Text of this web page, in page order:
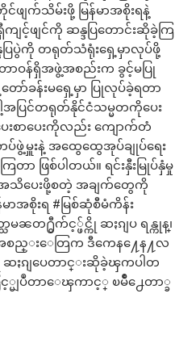
င်ဖျက်သိမ်းဖို့ မြန်မာအစိုးရနဲ့
င့်ဖျင်ကို ဆန္ဒပြတောင်းဆိုခဲ့ကြ
ပြပွဲကို တရုတ်သံရုံးရှေ့မှာလုပ်ဖို့
ာဝန်ရှိအဖွဲ့အစည်းက ခွင့်မပြု
ော်ခန်းမရှေ့မှာ ပြုလုပ်ခဲ့ရတာ
ါ့အပြင်တရုတ်နိုင်ငံသမ္မတကိုပေး
စာပေးကိုလည်း ကျောက်တံ
ပ်ဖွဲ့မှူးနဲ့ အထွေထွေအုပ်ချုပ်ရေး
တာ ဖြစ်ပါတယ်။ ရင်းနှီးမြုပ်နှံမှု
အသိပေးဖို့စတဲ့ အချက်တွေကို
ာအစိုးရ #မြစ်ဆုံစီမံကိန်း
သမၼတ႐ွီက်င့္ဖ်င္ကို ဆႏၵျပ ရန္ကုန္၊
ြဲ႔အစည္းေတြက ဒီကေန႔ေန႔လ
ဆႏၵျပေတာင္းဆိုခဲ့ၾကပါတ
င့္မျပဳတာေၾကာင့္ ၿမိဳ႕ေတာ္ခ